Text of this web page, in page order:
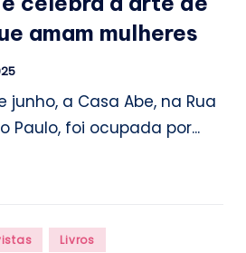
amam mulheres
junho, a Casa Abe, na Rua
Paulo, foi ocupada por...
Livros